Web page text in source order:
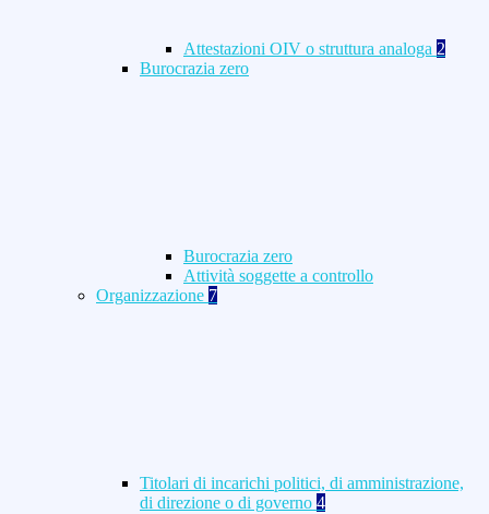
Attestazioni OIV o struttura analoga 2
Burocrazia zero
Burocrazia zero
Attività soggette a controllo
Organizzazione 7
Titolari di incarichi politici, di amministrazione,
di direzione o di governo 4